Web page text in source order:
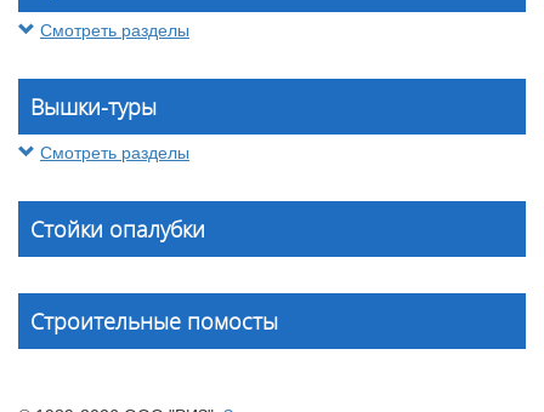
Смотреть разделы
Вышки-туры
Смотреть разделы
Стойки опалубки
Строительные помосты